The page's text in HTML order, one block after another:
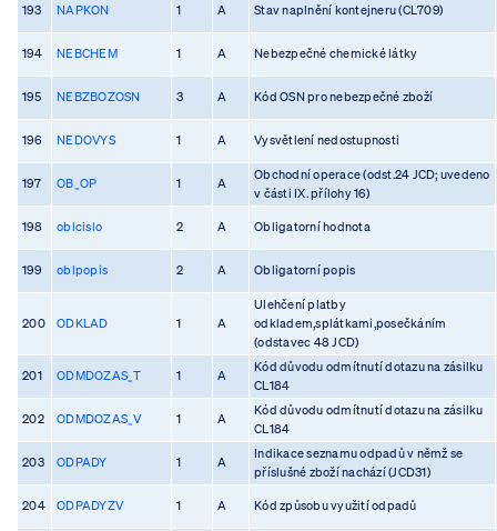
193 NAPKON 1 A Stav naplnění kontejneru (CL709)
194 NEBCHEM 1 A Nebezpečné chemické látky
195 NEBZBOZOSN 3 A Kód OSN pro nebezpečné zboží
196 NEDOVYS 1 A Vysvětlení nedostupnosti
197 OB_OP 1 A
Obchodní operace (odst.24 JCD; uvedeno
v části IX. přílohy 16)
198 oblcislo 2 A Obligatorní hodnota
199 oblpopis 2 A Obligatorní popis
200 ODKLAD 1 A
Ulehčení platby
odkladem,splátkami,posečkáním
(odstavec 48 JCD)
201 ODMDOZAS_T 1 A
Kód důvodu odmítnutí dotazu na zásilku
CL184
202 ODMDOZAS_V 1 A
Kód důvodu odmítnutí dotazu na zásilku
CL184
203 ODPADY 1 A
Indikace seznamu odpadů v němž se
příslušné zboží nachází (JCD31)
204 ODPADYZV 1 A Kód způsobu využití odpadů